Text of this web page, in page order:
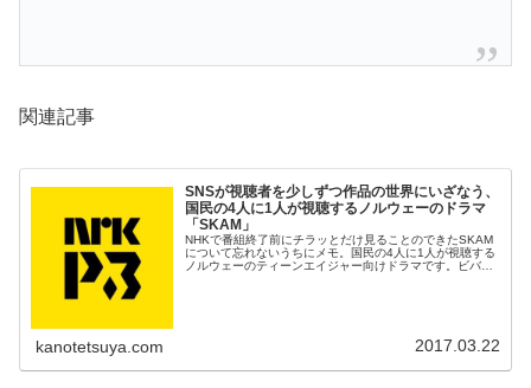
関連記事
SNSが視聴者を少しずつ作品の世界にいざなう、
国民の4人に1人が視聴するノルウェーのドラマ
「SKAM」
NHKで番組終了前にチラッとだけ見ることのできたSKAM
について忘れないうちにメモ。国民の4人に1人が視聴する
ノルウェーのティーンエイジャー向けドラマです。ビバリ
kanotetsuya.com 2017.03.22